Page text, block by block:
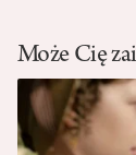
Może Cię